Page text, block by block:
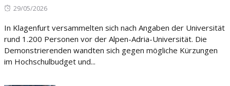
Posted
29/05/2026
In Klagenfurt versammelten sich nach Angaben der Universität
rund 1.200 Personen vor der Alpen-Adria-Universität. Die
Demonstrierenden wandten sich gegen mögliche Kürzungen
im Hochschulbudget und...